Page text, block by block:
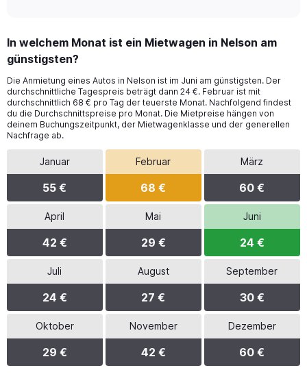
In welchem Monat ist ein Mietwagen in Nelson am
günstigsten?
Die Anmietung eines Autos in Nelson ist im Juni am günstigsten. Der
durchschnittliche Tagespreis beträgt dann 24 €. Februar ist mit
durchschnittlich 68 € pro Tag der teuerste Monat. Nachfolgend findest
du die Durchschnittspreise pro Monat. Die Mietpreise hängen von
deinem Buchungszeitpunkt, der Mietwagenklasse und der generellen
Nachfrage ab.
Januar
55 €
Februar
68 €
März
60 €
April
42 €
Mai
29 €
Juni
24 €
Juli
24 €
August
27 €
September
30 €
Oktober
29 €
November
42 €
Dezember
60 €